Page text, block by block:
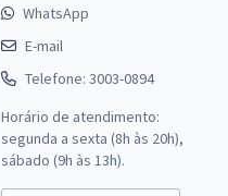
WhatsApp
E-mail
Telefone: 3003-0894
Horário de atendimento:
segunda a sexta (8h às 20h),
sábado (9h às 13h).